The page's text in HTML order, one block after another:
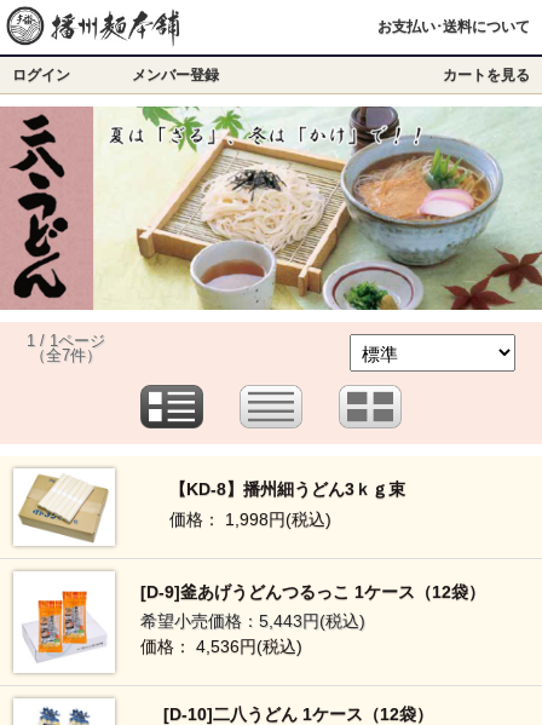
お支払い･送料について
ログイン メンバー登録 カートを見る
1 / 1ページ
（全7件）
【KD-8】播州細うどん3ｋｇ束
価格： 1,998円(税込)
[D-9]釜あげうどんつるっこ 1ケース（12袋）
希望小売価格：5,443円(税込)
価格： 4,536円(税込)
[D-10]二八うどん 1ケース（12袋）